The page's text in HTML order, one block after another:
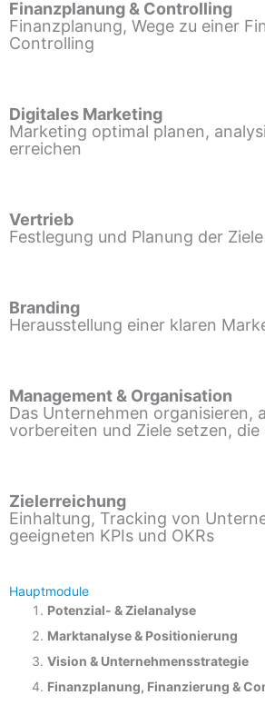
Finanzplanung & Controlling
Finanzplanung, Wege zu einer
Controlling
Digitales Marketing
Marketing optimal planen,
erreichen
Vertrieb
Festlegung und Planung der Ziele
Branding
Herausstellung einer klaren
Management & Organisation
Das Unternehmen organisieren,
vorbereiten und Ziele setzen,
Zielerreichung
Einhaltung, Tracking von
geeigneten KPIs und OKRs
Hauptmodule
Potenzial- &Zielanalyse
Marktanalyse & Positionierung
Vision & Unternehmensstrategie
Finanzplanung, Finanzierung &